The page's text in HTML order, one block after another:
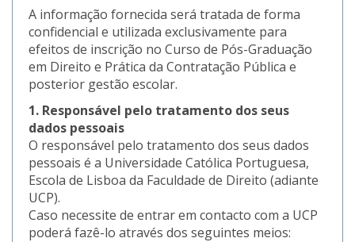
A informação fornecida será tratada de forma
confidencial e utilizada exclusivamente para
efeitos de inscrição no Curso de Pós-Graduação
em Direito e Prática da Contratação Pública e
posterior gestão escolar.
1. Responsável pelo tratamento dos seus
dados pessoais
O responsável pelo tratamento dos seus dados
pessoais é a Universidade Católica Portuguesa,
Escola de Lisboa da Faculdade de Direito (adiante
UCP).
Caso necessite de entrar em contacto com a UCP
poderá fazê-lo através dos seguintes meios: